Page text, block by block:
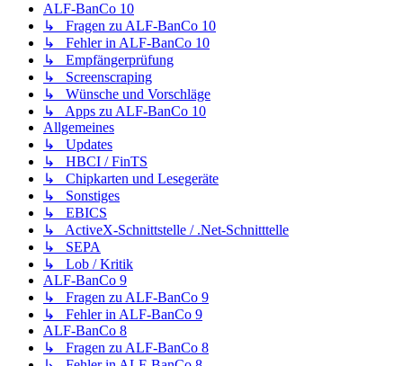
ALF-BanCo 10
↳ Fragen zu ALF-BanCo 10
↳ Fehler in ALF-BanCo 10
↳ Empfängerprüfung
↳ Screenscraping
↳ Wünsche und Vorschläge
↳ Apps zu ALF-BanCo 10
Allgemeines
↳ Updates
↳ HBCI / FinTS
↳ Chipkarten und Lesegeräte
↳ Sonstiges
↳ EBICS
↳ ActiveX-Schnittstelle / .Net-Schnitttelle
↳ SEPA
↳ Lob / Kritik
ALF-BanCo 9
↳ Fragen zu ALF-BanCo 9
↳ Fehler in ALF-BanCo 9
ALF-BanCo 8
↳ Fragen zu ALF-BanCo 8